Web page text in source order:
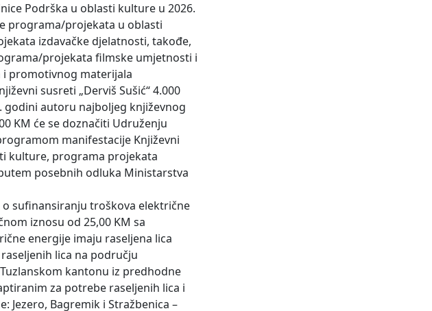
Podrška u oblasti kulture u 2026.
programa/projekata u oblasti
izdavačke djelatnosti, takođe,
projekata filmske umjetnosti i
i promotivnog materijala
susreti „Derviš Sušić“ 4.000
godini autoru najboljeg književnog
KM će se doznačiti Udruženju
manifestacije Književni
kulture, programa projekata
posebnih odluka Ministarstva
sufinansiranju troškova električne
iznosu od 25,00 KM sa
energije imaju raseljena lica
lica na području
kantonu iz predhodne
za potrebe raseljenih lica i
Jezero, Bagremik i Stražbenica –